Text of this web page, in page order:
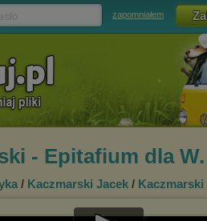
zapomniałem
- Epitafium dla
/ Kaczmarski Jacek / Kaczmarski